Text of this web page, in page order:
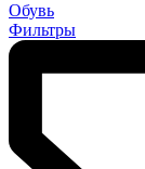
Обувь
Фильтры